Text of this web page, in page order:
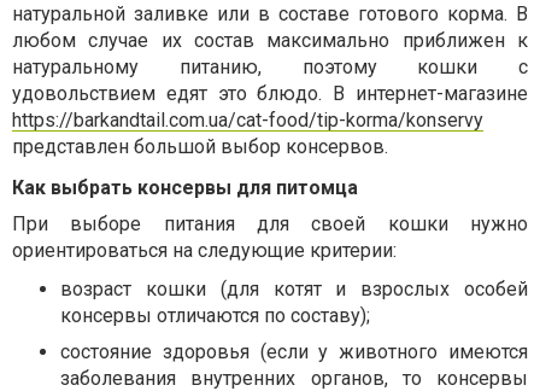
натуральной заливке или в составе готового корма. В
любом случае их состав максимально приближен к
натуральному питанию, поэтому кошки с
удовольствием едят это блюдо. В интернет-магазине
https://barkandtail.com.ua/cat-food/tip-korma/konservy
представлен большой выбор консервов.
Как выбрать консервы для питомца
При выборе питания для своей кошки нужно
ориентироваться на следующие критерии:
возраст кошки (для котят и взрослых особей
консервы отличаются по составу);
состояние здоровья (если у животного имеются
заболевания внутренних органов, то консервы